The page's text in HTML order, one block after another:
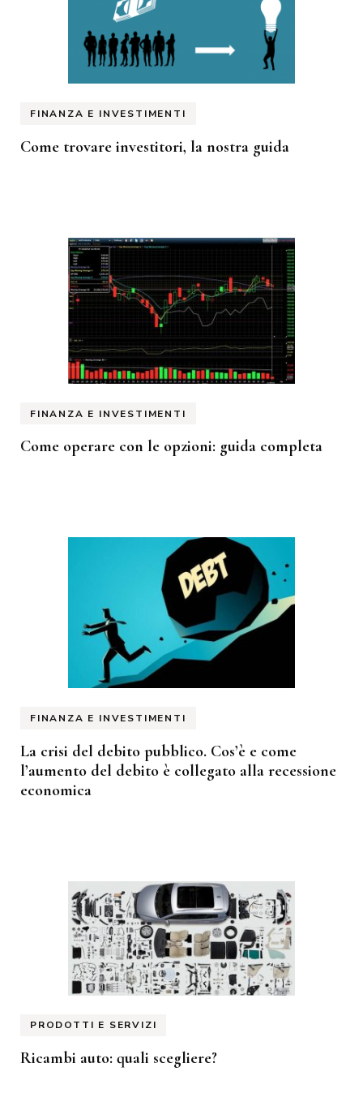
FINANZA E INVESTIMENTI
Come trovare investitori, la nostra guida
FINANZA E INVESTIMENTI
Come operare con le opzioni: guida completa
FINANZA E INVESTIMENTI
La crisi del debito pubblico. Cos’è e come
l’aumento del debito è collegato alla recessione
economica
PRODOTTI E SERVIZI
Ricambi auto: quali scegliere?